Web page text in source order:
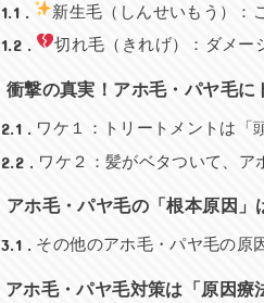
1.1 新生毛（しんせいもう）：
1.2 切れ毛（きれげ）：ダメー
衝撃の真実！アホ毛・パヤ毛
2.1 ワケ１：トリートメントは「
2.2 ワケ２：髪がベタついて、ア
アホ毛・パヤ毛の「根本原因」
3.1 その他のアホ毛・パヤ毛の原
アホ毛・パヤ毛対策は「原因